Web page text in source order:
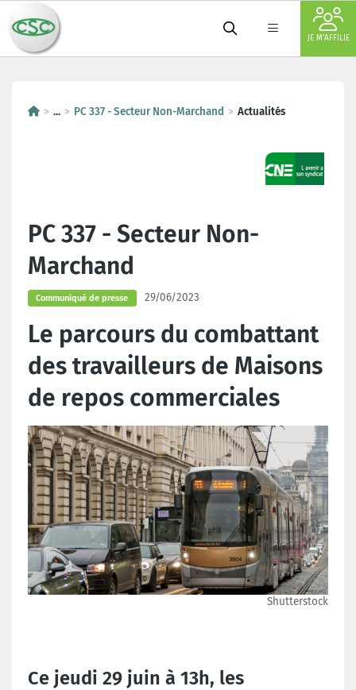
JE M'AFFILIE
... PC 337 - Secteur Non-Marchand Actualités
PC 337 - Secteur Non-
Marchand
Communiqué de presse 29/06/2023
Le parcours du combattant
des travailleurs de Maisons
de repos commerciales
Shutterstock
Ce jeudi 29 juin à 13h, les